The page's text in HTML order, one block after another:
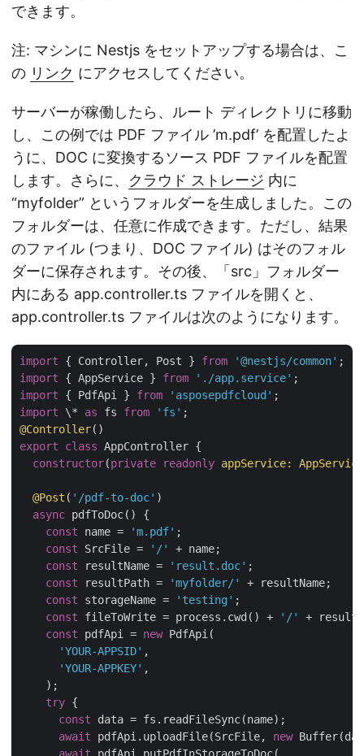
できます。
注: マシンに Nestjs をセットアップする場合は、こ
の リンク にアクセスしてください。
サーバーが稼働したら、ルート ディレクトリに移動
し、この例では PDF ファイル ’m.pdf’ を配置したよ
うに、DOC に変換するソース PDF ファイルを配置
します。さらに、 クラウド ストレージ 内に
“myfolder” というフォルダーを生成しました。この
フォルダーは、任意に作成できます。ただし、結果
のファイル (つまり、DOC ファイル) はそのフォル
ダーに保存されます。その後、「src」フォルダー
内にある app.controller.ts ファイルを開くと、
app.controller.ts ファイルは次のようになります。
import { Controller, Post } from '@nestjs/common'
import { AppService } from './app.service'
import { PdfApi } from 'asposepdfcloud'
import \* as fs from 'fs'
@Controller
export
class AppController {
constructor(private readonly appService: AppService
@Post ( '/pdf-to-doc' )
async pdfToDoc() {
const name = 'm.pdf' ;
const SrcFile = '/'
+ name;
const resultName = 'result.doc' ;
const resultPath = 'myfolder/'
+ resultName;
const storageName = 'testing' ;
const fileToWrite = process.cwd() + '/'
+
const pdfApi = new PdfApi(
'YOUR-APPSID' ,
'YOUR-APPKEY' ,
    );
try {
const data = fs.readFileSync(name);
await pdfApi.uploadFile(SrcFile, new